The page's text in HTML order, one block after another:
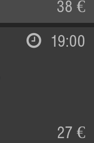
38 €
19:00
27 €